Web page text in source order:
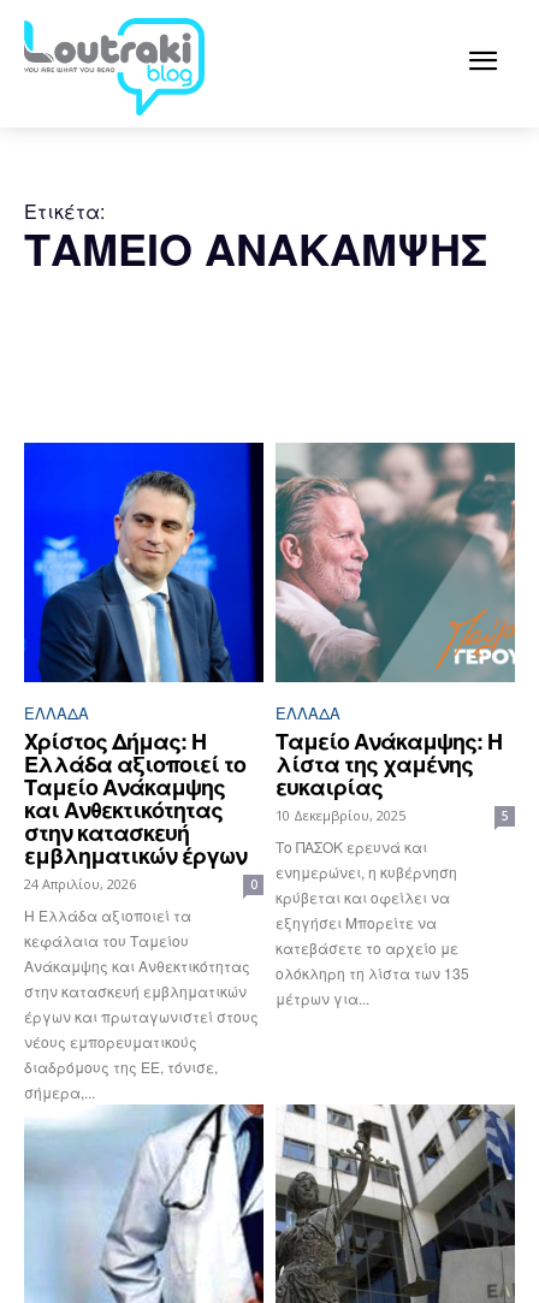
Ετικέτα:
ΤΑΜΕΙΟ ΑΝΑΚΑΜΨΗΣ
ΕΛΛΆΔΑ
Χρίστος Δήμας: Η
Ελλάδα αξιοποιεί το
Ταμείο Ανάκαμψης
και Ανθεκτικότητας
στην κατασκευή
εμβληματικών έργων
24 Απριλίου, 2026 0
Η Ελλάδα αξιοποιεί τα
κεφάλαια του Ταμείου
Ανάκαμψης και Ανθεκτικότητας
στην κατασκευή εμβληματικών
έργων και πρωταγωνιστεί στους
νέους εμπορευματικούς
διαδρόμους της ΕΕ, τόνισε,
σήμερα,...
ΕΛΛΆΔΑ
Ταμείο Ανάκαμψης: Η
λίστα της χαμένης
ευκαιρίας
10 Δεκεμβρίου, 2025 5
Το ΠΑΣΟΚ ερευνά και
ενημερώνει, η κυβέρνηση
κρύβεται και οφείλει να
εξηγήσει Μπορείτε να
κατεβάσετε το αρχείο με
ολόκληρη τη λίστα των 135
μέτρων για...